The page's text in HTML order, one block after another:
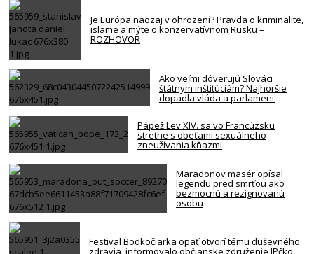
Je Európa naozaj v ohrození? Pravda o kriminalite,
islame a mýte o konzervatívnom Rusku –
ROZHOVOR
Ako veľmi dôverujú Slováci
štátnym inštitúciám? Najhoršie
dopadla vláda a parlament
Pápež Lev XIV. sa vo Francúzsku
stretne s obeťami sexuálneho
zneužívania kňazmi
Maradonov masér opísal
legendu pred smrťou ako
bezmocnú a rezignovanú
osobu
Festival Bodkočiarka opäť otvorí tému duševného
zdravia, informovalo občianske združenie IPčko